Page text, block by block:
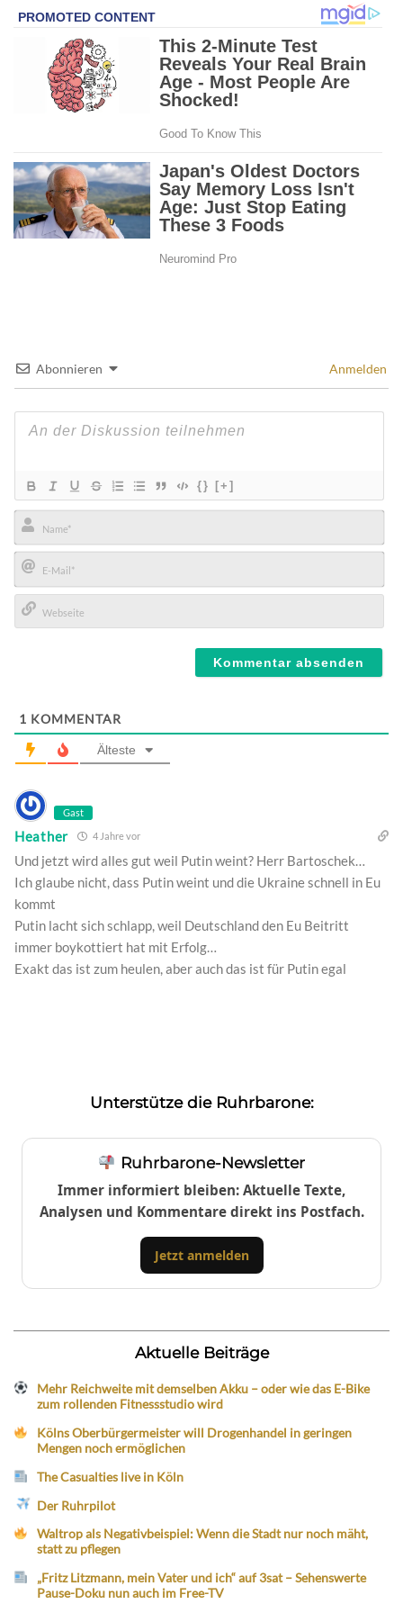
Abonnieren Anmelden
{} [+]
Name*
E-
Mail*
1 KOMMENTAR
Älteste
Gast
Heather 4 Jahre vor
Und jetzt wird alles gut weil Putin weint? Herr Bartoschek…
Ich glaube nicht, dass Putin weint und die Ukraine schnell in Eu
kommt
Putin lacht sich schlapp, weil Deutschland den Eu Beitritt
immer boykottiert hat mit Erfolg…
Exakt das ist zum heulen, aber auch das ist für Putin egal
Unterstütze die Ruhrbarone:
Ruhrbarone-Newsletter
Immer informiert bleiben: Aktuelle Texte,
Analysen und Kommentare direkt ins Postfach.
Jetzt anmelden
Aktuelle Beiträge
Mehr Reichweite mit demselben Akku – oder wie das E-Bike
zum rollenden Fitnessstudio wird
Kölns Oberbürgermeister will Drogenhandel in geringen
Mengen noch ermöglichen
The Casualties live in Köln
Der Ruhrpilot
Waltrop als Negativbeispiel: Wenn die Stadt nur noch mäht,
statt zu pflegen
„Fritz Litzmann, mein Vater und ich“ auf 3sat – Sehenswerte
Pause-Doku nun auch im Free-TV